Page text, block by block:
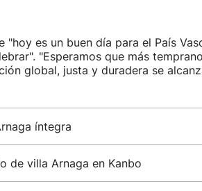
"hoy es un buen día para el País
"Esperamos que más
global, justa y duradera se
íntegra
de villa Arnaga en Kanbo